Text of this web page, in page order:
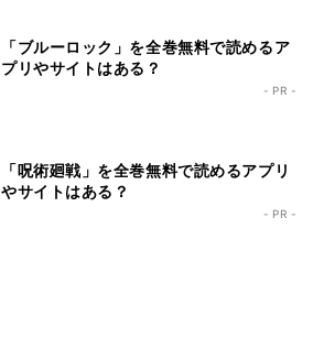
「ブルーロック」を全巻無料で読めるア
プリやサイトはある？
- PR -
「呪術廻戦」を全巻無料で読めるアプリ
やサイトはある？
- PR -